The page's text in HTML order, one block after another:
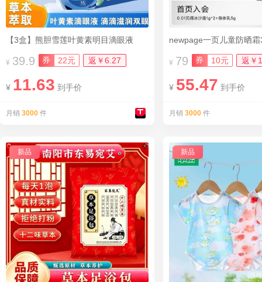
【3盒】熊胆雪莲叶黄素明目滴眼液
¥ 39.9 券 22元 返￥6.27
¥ 11.63 到手价
月销 3000 件
newpage一页儿童防晒
¥ 79 券 10元 返￥
¥ 55.47 到手价
月销 3000 件
新品 新品